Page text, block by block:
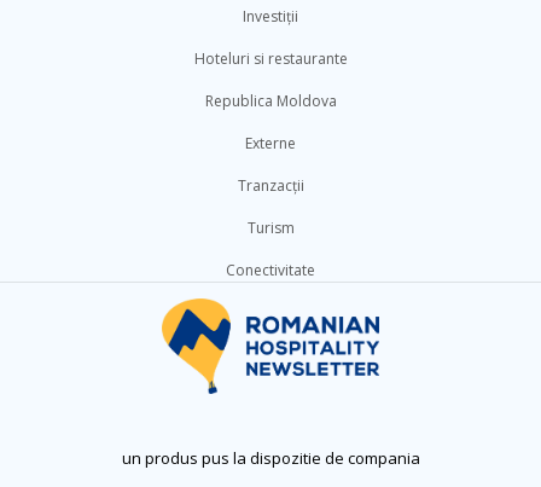
Investiții
Hoteluri si restaurante
Republica Moldova
Externe
Tranzacții
Turism
Conectivitate
un produs pus la dispozitie de compania